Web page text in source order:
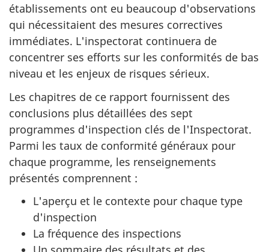
établissements ont eu beaucoup d'observations
qui nécessitaient des mesures correctives
immédiates. L'inspectorat continuera de
concentrer ses efforts sur les conformités de bas
niveau et les enjeux de risques sérieux.
Les chapitres de ce rapport fournissent des
conclusions plus détaillées des sept
programmes d'inspection clés de l'Inspectorat.
Parmi les taux de conformité généraux pour
chaque programme, les renseignements
présentés comprennent :
L'aperçu et le contexte pour chaque type
d'inspection
La fréquence des inspections